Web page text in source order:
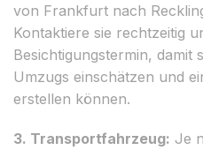
von Frankfurt nach
Kontaktiere sie rechtzeitig
Besichtigungstermin, damit
Umzugs einschätzen und
erstellen können.
3. Transportfahrzeug: Je